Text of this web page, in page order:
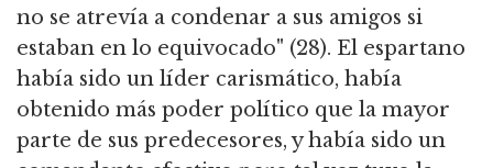
no se atrevía a condenar a sus amigos si
estaban en lo equivocado" (28). El espartano
había sido un líder carismático, había
obtenido más poder político que la mayor
parte de sus predecesores, y había sido un